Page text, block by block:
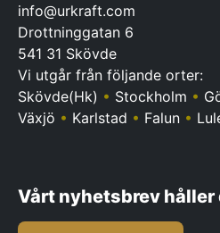
info@urkraft.com
Drottninggatan 6
541 31 Skövde
Vi utgår från följande orter:
Skövde(Hk) • Stockholm •
Växjö • Karlstad • Falun •
Vårt nyhetsbrev